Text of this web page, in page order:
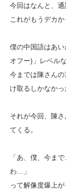
今回はなんと、
これがもうデカか
僕の中国語はあ
オフー)」レベルな
今までは陳さんの
け取るしかなかっ
それが今回、陳
てくる。
「あ、僕、今ま
わ…」
って解像度爆上